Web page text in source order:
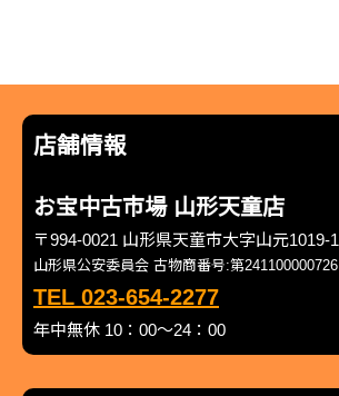
店舗情報
お宝中古市場 山形天童店
〒994-0021 山形県天童市大字山元1019-1
山形県公安委員会 古物商番号:第241100000726
TEL 023-654-2277
年中無休 10：00～24：00